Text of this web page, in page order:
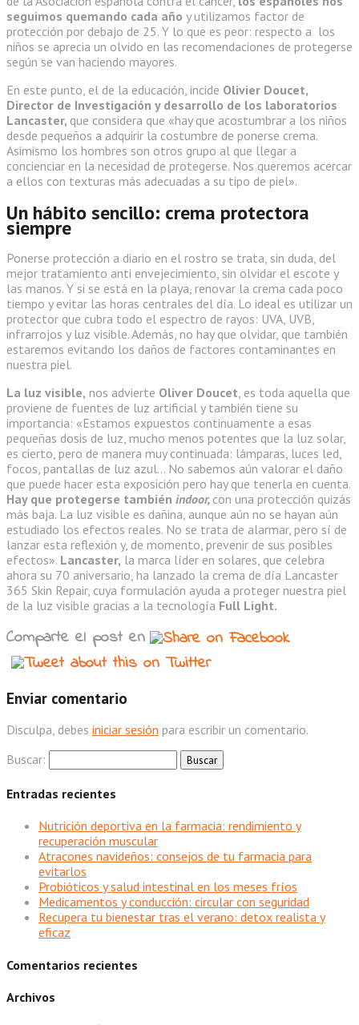
seguimos quemando cada año y utilizamos factor de
protección por debajo de 25. Y lo que es peor: respecto a los
niños se aprecia un olvido en las recomendaciones de protegerse
según se van haciendo mayores.
En este punto, el de la educación, incide Olivier Doucet,
Director de Investigación y desarrollo de los laboratorios
Lancaster, que considera que «hay que acostumbrar a los niños
desde pequeños a adquirir la costumbre de ponerse crema.
Asimismo los hombres son otros grupo al que llegar a
concienciar en la necesidad de protegerse. Nos queremos acercar
a ellos con texturas más adecuadas a su tipo de piel».
Un hábito sencillo: crema protectora
siempre
Ponerse protección a diario en el rostro se trata, sin duda, del
mejor tratamiento anti envejecimiento, sin olvidar el escote y
las manos. Y si se está en la playa, renovar la crema cada poco
tiempo y evitar las horas centrales del día. Lo ideal es utilizar un
protector que cubra todo el espectro de rayos: UVA, UVB,
infrarrojos y luz visible. Además, no hay que olvidar, que también
estaremos evitando los daños de factores contaminantes en
nuestra piel.
La luz visible, nos advierte Oliver Doucet, es toda aquella que
proviene de fuentes de luz artificial y también tiene su
importancia: «Estamos expuestos continuamente a esas
pequeñas dosis de luz, mucho menos potentes que la luz solar,
es cierto, pero de manera muy continuada: lámparas, luces led,
focos, pantallas de luz azul… No sabemos aún valorar el daño
que puede hacer esta exposición pero hay que tenerla en cuenta.
Hay que protegerse también indoor, con una protección quizás
más baja. La luz visible es dañina, aunque aún no se hayan aún
estudiado los efectos reales. No se trata de alarmar, pero sí de
lanzar esta reflexión y, de momento, prevenir de sus posibles
efectos». Lancaster, la marca líder en solares, que celebra
ahora su 70 aniversario, ha lanzado la crema de día Lancaster
365 Skin Repair, cuya formulación ayuda a proteger nuestra piel
de la luz visible gracias a la tecnología Full Light.
Comparte el post en
Enviar comentario
Disculpa, debes iniciar sesión para escribir un comentario.
Buscar:
Entradas recientes
Nutrición deportiva en la farmacia: rendimiento y
recuperación muscular
Atracones navideños: consejos de tu farmacia para
evitarlos
Probióticos y salud intestinal en los meses fríos
Medicamentos y conducción: circular con seguridad
Recupera tu bienestar tras el verano: detox realista y
eficaz
Comentarios recientes
Archivos